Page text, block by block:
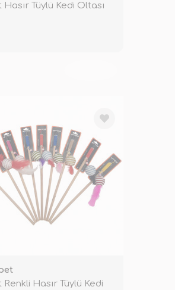
Hasır Tüylü Kedi Oltası
Renkli Hasır Tüylü Kedi